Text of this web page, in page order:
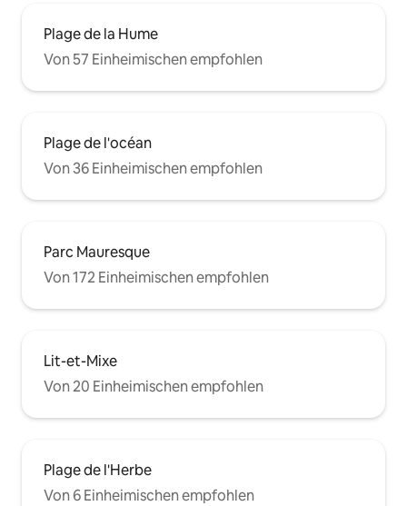
Plage de la Hume
Von 57 Einheimischen empfohlen
Plage de l'océan
Von 36 Einheimischen empfohlen
Parc Mauresque
Von 172 Einheimischen empfohlen
Lit-et-Mixe
Von 20 Einheimischen empfohlen
Plage de l'Herbe
Von 6 Einheimischen empfohlen